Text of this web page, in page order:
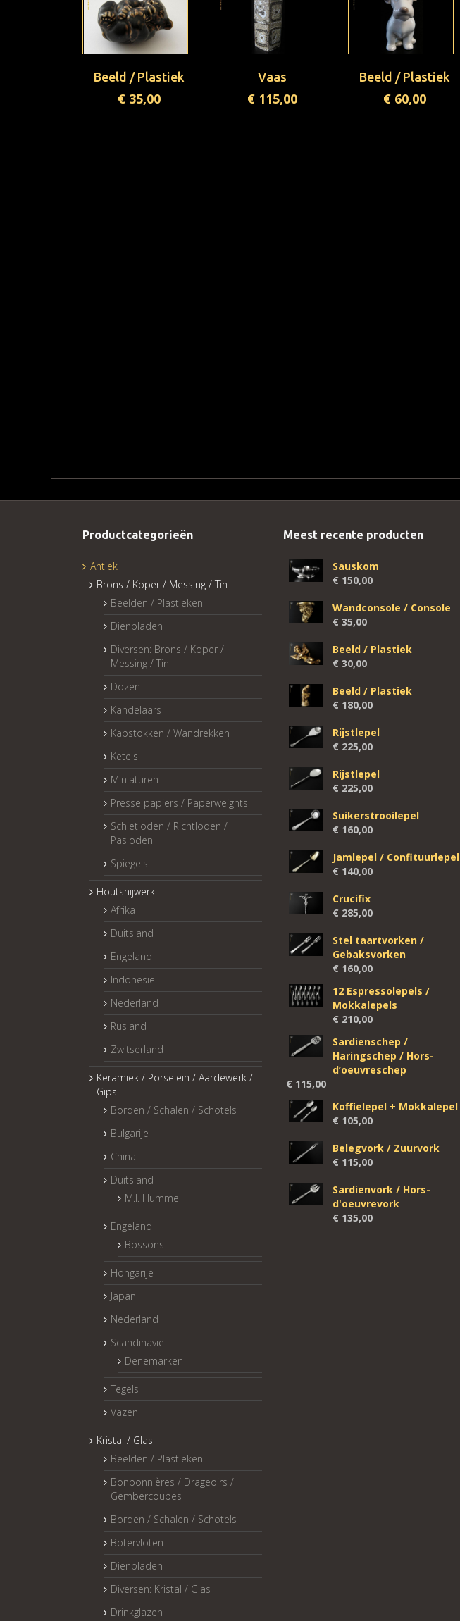
Beeld / Plastiek
€35,00
Vaas
€115,00
Beeld / Plastiek
€ 60,00
Productcategorieën
Antiek
Brons / Koper / Messing / Tin
Beelden / Plastieken
Dienbladen
Diversen: Brons / Koper /
Messing / Tin
Dozen
Kandelaars
Kapstokken / Wandrekken
Ketels
Miniaturen
Presse papiers / Paperweights
Schietloden / Richtloden /
Pasloden
Spiegels
Houtsnijwerk
Afrika
Duitsland
Engeland
Indonesië
Nederland
Rusland
Zwitserland
Keramiek / Porselein / Aardewerk /
Gips
Borden / Schalen / Schotels
Bulgarije
China
Duitsland
M.I. Hummel
Engeland
Bossons
Hongarije
Japan
Nederland
Scandinavië
Denemarken
Tegels
Vazen
Kristal / Glas
Beelden / Plastieken
Bonbonnières / Drageoirs /
Gembercoupes
Borden / Schalen / Schotels
Botervloten
Dienbladen
Diversen: Kristal / Glas
Drinkglazen
Meest recente producten
Sauskom
€ 150,00
Wandconsole / Console
€ 35,00
Beeld / Plastiek
€ 30,00
Beeld / Plastiek
€ 180,00
Rijstlepel
€ 225,00
Rijstlepel
€ 225,00
Suikerstrooilepel
€ 160,00
Jamlepel / Confituurlepel
€ 140,00
Crucifix
€ 285,00
Stel taartvorken /
Gebaksvorken
€ 160,00
12 Espressolepels /
Mokkalepels
€ 210,00
Sardienschep /
Haringschep / Hors-
d’oeuvreschep
€ 115,00
Koffielepel + Mokkalepel
€ 105,00
Belegvork / Zuurvork
€ 115,00
Sardienvork / Hors-
d'oeuvrevork
€ 135,00